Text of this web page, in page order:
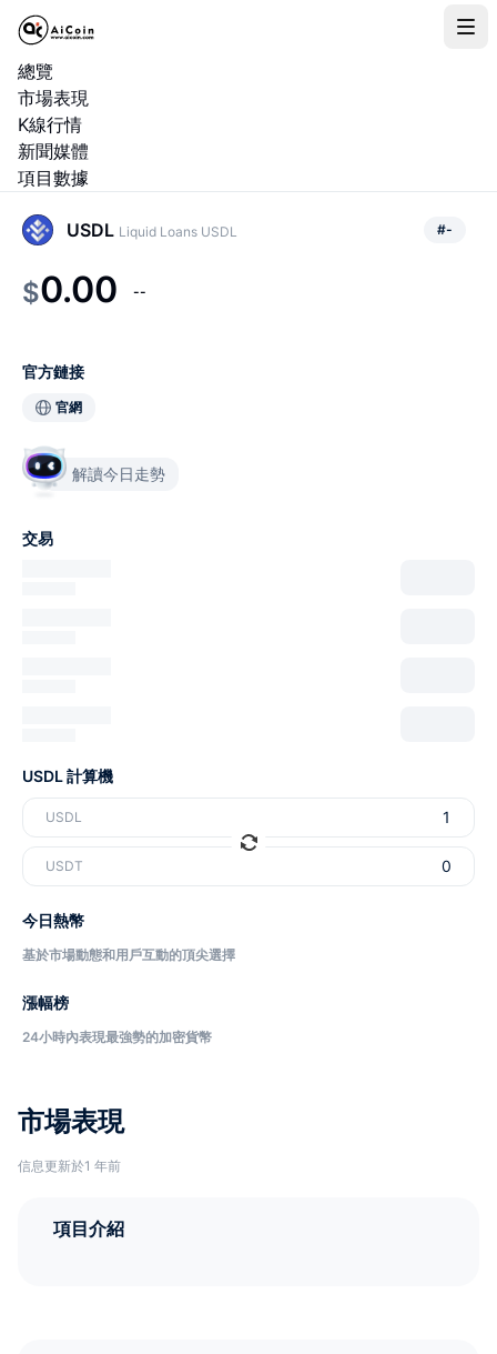
總覽
市場表現
K線行情
新聞媒體
項目數據
市場表現
信息更新於1 年前
項目介紹
USDL Liquid Loans USDL #-
$0.00 --
官方鏈接
官網
解讀今日走勢
交易
USDL 計算機
USDL
USDT
今日熱幣
基於市場動態和用戶互動的頂尖選擇
漲幅榜
24小時內表現最強勢的加密貨幣